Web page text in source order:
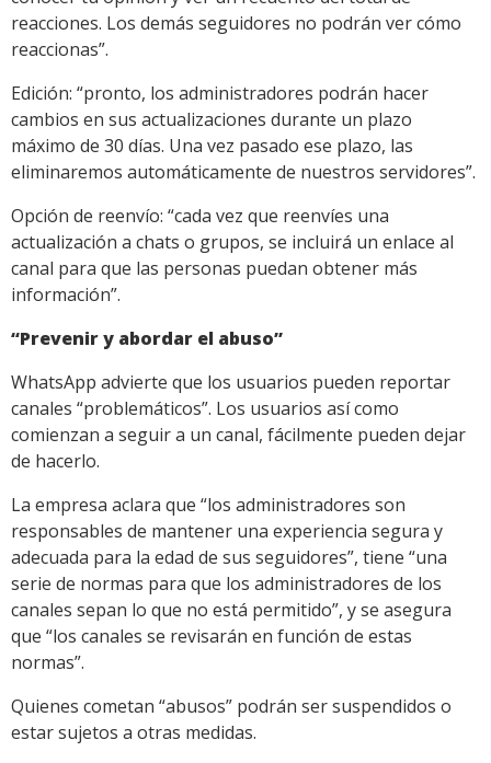
reacciones. Los demás seguidores no podrán ver cómo
reaccionas”.
Edición: “pronto, los administradores podrán hacer
cambios en sus actualizaciones durante un plazo
máximo de 30 días. Una vez pasado ese plazo, las
eliminaremos automáticamente de nuestros servidores”.
Opción de reenvío: “cada vez que reenvíes una
actualización a chats o grupos, se incluirá un enlace al
canal para que las personas puedan obtener más
información”.
“Prevenir y abordar el abuso”
WhatsApp advierte que los usuarios pueden reportar
canales “problemáticos”. Los usuarios así como
comienzan a seguir a un canal, fácilmente pueden dejar
de hacerlo.
La empresa aclara que “los administradores son
responsables de mantener una experiencia segura y
adecuada para la edad de sus seguidores”, tiene “una
serie de normas para que los administradores de los
canales sepan lo que no está permitido”, y se asegura
que “los canales se revisarán en función de estas
normas”.
Quienes cometan “abusos” podrán ser suspendidos o
estar sujetos a otras medidas.